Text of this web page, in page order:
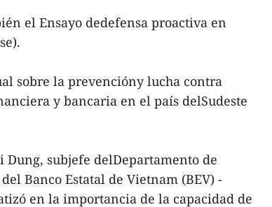
el Ensayo dedefensa proactiva en
sobre la prevencióny lucha contra
y bancaria en el país delSudeste
subjefe delDepartamento de
Banco Estatal de Vietnam (BEV) -
en la importancia de la capacidad de